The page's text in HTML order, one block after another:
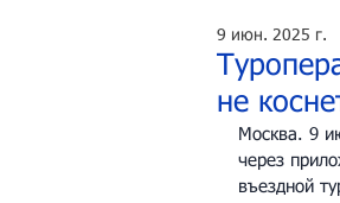
не
9 июн. 2025 г.
Москва. 9
через
въездной